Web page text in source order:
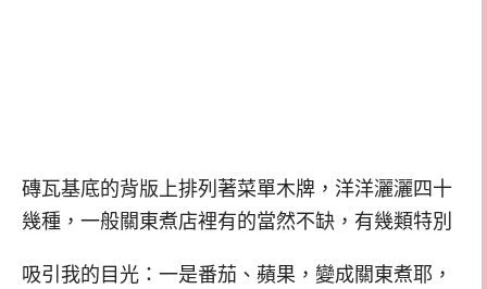
磚瓦基底的背版上排列著菜單木牌，洋洋灑灑四十
幾種，一般關東煮店裡有的當然不缺，有幾類特別
吸引我的目光：一是番茄、蘋果，變成關東煮耶，